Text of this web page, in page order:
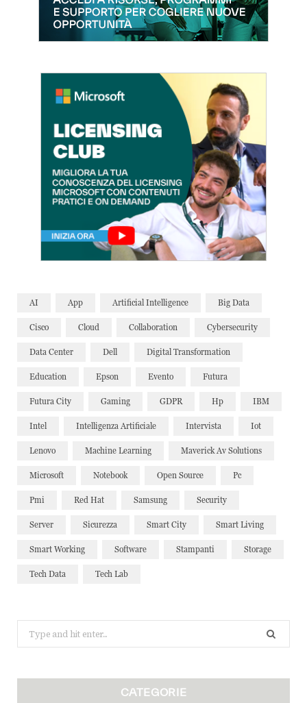
AI App Artificial Intelligence Big Data
Cisco Cloud Collaboration Cybersecurity
Data Center Dell Digital Transformation
Education Epson Evento Futura
Futura City Gaming GDPR Hp IBM
Intel Intelligenza Artificiale Intervista Iot
Lenovo Machine Learning Maverick Av Solutions
Microsoft Notebook Open Source Pc
Pmi Red Hat Samsung Security
Server Sicurezza Smart City Smart Living
Smart Working Software Stampanti Storage
Tech Data Tech Lab
for:
CATEGORIE